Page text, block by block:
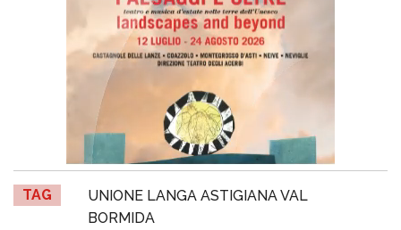
TAG
UNIONE LANGA ASTIGIANA VAL
BORMIDA